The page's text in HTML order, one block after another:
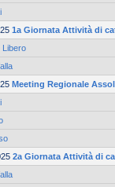
1a Giornata Attività di
Libero
Meeting Regionale
2a Giornata Attività di